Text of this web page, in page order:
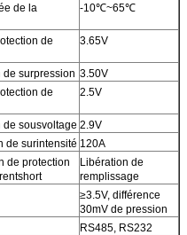
de la
-10℃~65℃
de
3.65V
surpression 3.50V
de
2.5V
sousvoltage 2.9V
de surintensité 120A
de protection
Libération de
remplissage
≥3.5V, différence
30mV de pression
RS485, RS232